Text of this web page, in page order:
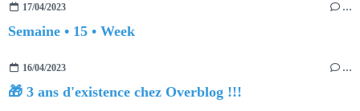
17/04/2023 …
Semaine • 15 • Week
16/04/2023 …
🎁 3 ans d'existence chez Overblog !!!